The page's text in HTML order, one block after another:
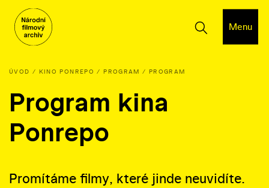
Menu
ÚVOD KINO PONREPO PROGRAM PROGRAM
Program kina
Ponrepo
Promítáme filmy, které jinde neuvidíte.